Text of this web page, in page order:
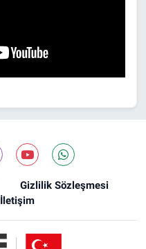
Gizlilik Sözleşmesi
İletişim